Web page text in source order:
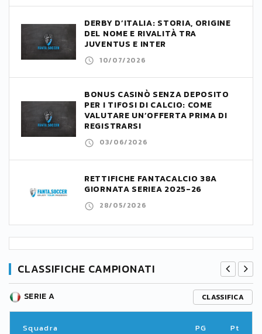
DERBY D’ITALIA: STORIA, ORIGINE
DEL NOME E RIVALITÀ TRA
JUVENTUS E INTER
10/07/2026
BONUS CASINÒ SENZA DEPOSITO
PER I TIFOSI DI CALCIO: COME
VALUTARE UN’OFFERTA PRIMA DI
REGISTRARSI
03/06/2026
RETTIFICHE FANTACALCIO 38A
GIORNATA SERIEA 2025-26
28/05/2026
CLASSIFICHE CAMPIONATI
SERIE A CLASSIFICA
Squadra PG Pt